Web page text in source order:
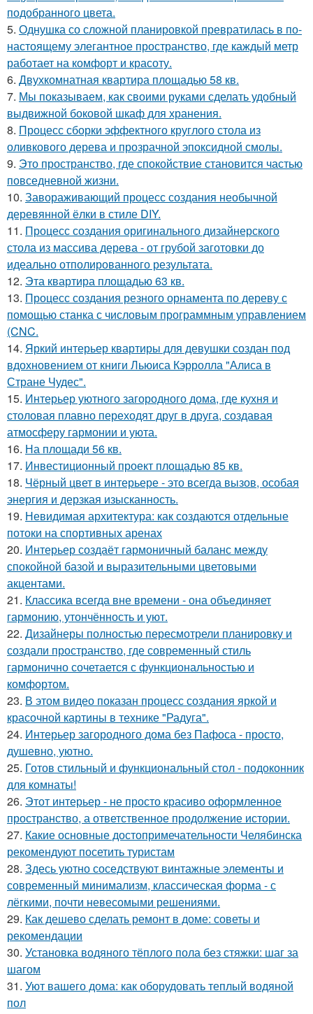
подобранного цвета.
5. Однушка со сложной планировкой превратилась в по-
настоящему элегантное пространство, где каждый метр
работает на комфорт и красоту.
6. Двухкомнатная квартира площадью 58 кв.
7. Мы показываем, как своими руками сделать удобный
выдвижной боковой шкаф для хранения.
8. Процесс сборки эффектного круглого стола из
оливкового дерева и прозрачной эпоксидной смолы.
9. Это пространство, где спокойствие становится частью
повседневной жизни.
10. Завораживающий процесс создания необычной
деревянной ёлки в стиле DIY.
11. Процесс создания оригинального дизайнерского
стола из массива дерева - от грубой заготовки до
идеально отполированного результата.
12. Эта квартира площадью 63 кв.
13. Процесс создания резного орнамента по дереву с
помощью станка с числовым программным управлением
(CNC.
14. Яркий интерьер квартиры для девушки создан под
вдохновением от книги Льюиса Кэрролла "Алиса в
Стране Чудес".
15. Интерьер уютного загородного дома, где кухня и
столовая плавно переходят друг в друга, создавая
атмосферу гармонии и уюта.
16. На площади 56 кв.
17. Инвестиционный проект площадью 85 кв.
18. Чёрный цвет в интерьере - это всегда вызов, особая
энергия и дерзкая изысканность.
19. Невидимая архитектура: как создаются отдельные
потоки на спортивных аренах
20. Интерьер создаёт гармоничный баланс между
спокойной базой и выразительными цветовыми
акцентами.
21. Классика всегда вне времени - она объединяет
гармонию, утончённость и уют.
22. Дизайнеры полностью пересмотрели планировку и
создали пространство, где современный стиль
гармонично сочетается с функциональностью и
комфортом.
23. В этом видео показан процесс создания яркой и
красочной картины в технике "Радуга".
24. Интерьер загородного дома без Пафоса - просто,
душевно, уютно.
25. Готов стильный и функциональный стол - подоконник
для комнаты!
26. Этот интерьер - не просто красиво оформленное
пространство, а ответственное продолжение истории.
27. Какие основные достопримечательности Челябинска
рекомендуют посетить туристам
28. Здесь уютно соседствуют винтажные элементы и
современный минимализм, классическая форма - с
лёгкими, почти невесомыми решениями.
29. Как дешево сделать ремонт в доме: советы и
рекомендации
30. Установка водяного тёплого пола без стяжки: шаг за
шагом
31. Уют вашего дома: как оборудовать теплый водяной
пол